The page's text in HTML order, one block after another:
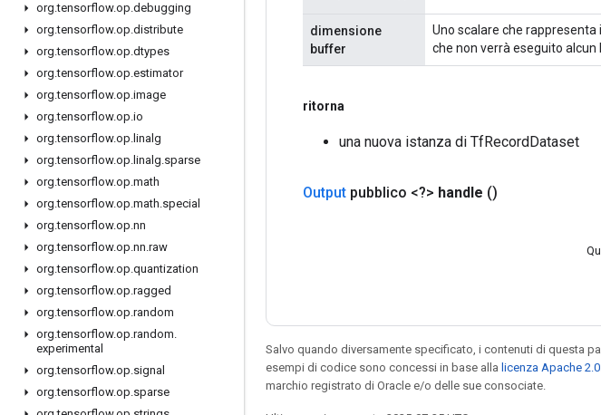
org.tensorflow.op.debugging
org.tensorflow.op.distribute
org.tensorflow.op.dtypes
org.tensorflow.op.estimator
org.tensorflow.op.image
org.tensorflow.op.io
org.tensorflow.op. linalg
org.tensorflow.op. linalg.sparse
org.tensorflow.op.math
org.tensorflow.op.math.special
org.tensorflow.op.nn
org.tensorflow.op.nn.raw
org.tensorflow.op.quantization
org.tensorflow.op.ragged
org.tensorflow.op.random
org.tensorflow.op.random.
experimental
org.tensorflow.op.signal
org.tensorflow.op.sparse
dimensione
buffer
Uno scalare che
che non verrà eseguito alcun
ritorna
una nuova istanza di TfRecordDataset
Output pubblico <?> handle ()
Salvo quando diversamente specificato, i contenuti di questa
esempi di codice sono concessi in base alla licenza Apache 2.0
marchio registrato di Oracle e/o delle sue consociate.